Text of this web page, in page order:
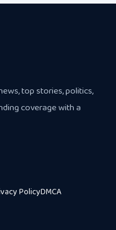
top stories, politics,
coverage with a
PolicyDMCA